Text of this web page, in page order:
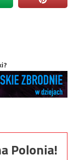
Polonia!